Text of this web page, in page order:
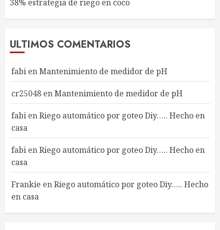
38% estrategia de riego en coco
ULTIMOS COMENTARIOS
fabi enMantenimiento de medidor de pH
cr25048 enMantenimiento de medidor de pH
fabi enRiego automático por goteo Diy….. Hecho en
casa
fabi enRiego automático por goteo Diy….. Hecho en
casa
Frankie enRiego automático por goteo Diy….. Hecho
en casa